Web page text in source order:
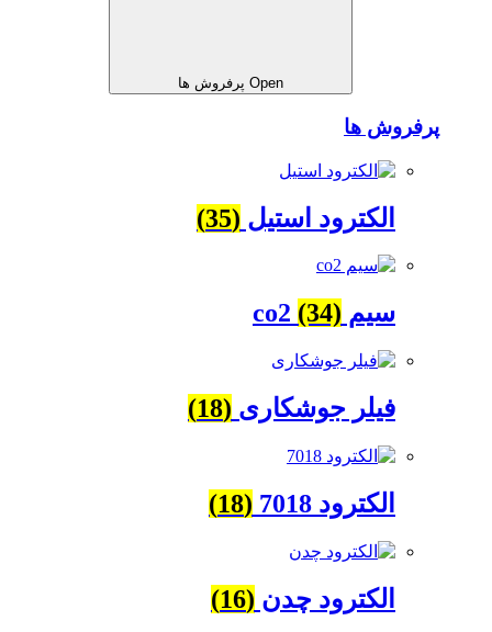
Open پرفروش ها
پرفروش ها
الکترود استیل (35)
سیم co2 (34)
فیلر جوشکاری (18)
الکترود 7018 (18)
الکترود چدن (16)